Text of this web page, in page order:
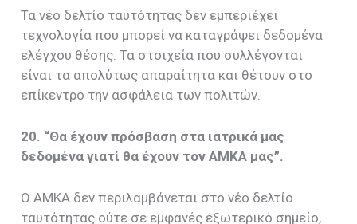
Τα νέο δελτίο ταυτότητας δεν εμπεριέχει
τεχνολογία που μπορεί να καταγράψει δεδομένα
ελέγχου θέσης. Τα στοιχεία που συλλέγονται
είναι τα απολύτως απαραίτητα και θέτουν στο
επίκεντρο την ασφάλεια των πολιτών.
20. “Θα έχουν πρόσβαση στα ιατρικά μας
δεδομένα γιατί θα έχουν τον ΑΜΚΑ μας”.
Ο ΑΜΚΑ δεν περιλαμβάνεται στο νέο δελτίο
ταυτότητας ούτε σε εμφανές εξωτερικό σημείο,